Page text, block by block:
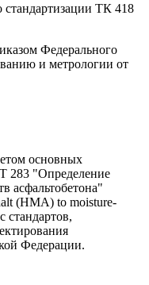
ТК 418
Федерального
и метрологии от
основных
283 "Определение
асфальтобетона"
(HMA) to moisture-
стандартов,
Федерации.